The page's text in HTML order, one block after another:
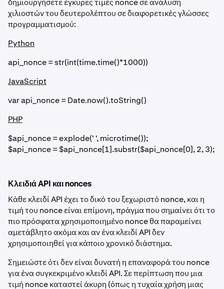
δημιουργήσετε έγκυρες τιμές nonce σε ανάλυση
χιλιοστών του δευτερολέπτου σε διαφορετικές γλώσσες
προγραμματισμού:
Python
api_nonce = str(int(time.time()*1000))
JavaScript
var api_nonce = Date.now().toString()
PHP
$api_nonce = explode(' ', microtime());
$api_nonce = $api_nonce[1].substr($api_nonce[0], 2, 3);
Κλειδιά API και nonces
Κάθε κλειδί API έχει το δικό του ξεχωριστό nonce, και η
τιμή του nonce είναι επίμονη, πράγμα που σημαίνει ότι το
πιο πρόσφατα χρησιμοποιημένο nonce θα παραμείνει
αμετάβλητο ακόμα και αν ένα κλειδί API δεν
χρησιμοποιηθεί για κάποιο χρονικό διάστημα.
Σημειώστε ότι δεν είναι δυνατή η επαναφορά του nonce
για ένα συγκεκριμένο κλειδί API. Σε περίπτωση που μια
τιμή nonce καταστεί άκυρη (όπως η τυχαία χρήση μιας